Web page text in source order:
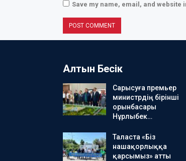
Save my name, email, and
Алтын Бесік
Сарысуға премьер
министрдің бірінші
орынбасары
Нұрлыбек…
Таласта «Біз
нашақорлыққа
қарсымыз» атты